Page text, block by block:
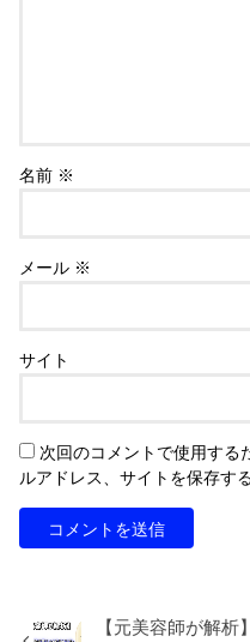
名前 ※
メール ※
サイト
次回のコメントで使用する
ルアドレス、サイトを保存する
【元美容師が解